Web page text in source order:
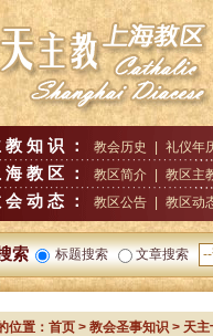
知识： 教会历史 礼仪年
教区： 教区简介 教区主
动态： 教区公告 教区动
索 标题搜索 文章搜索
位置： 首页> 教会圣事知识> 天主